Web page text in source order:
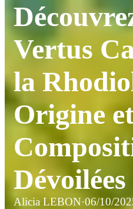
Vertus
la
Origine
Dévoilées
Alicia LEBON·06/10/